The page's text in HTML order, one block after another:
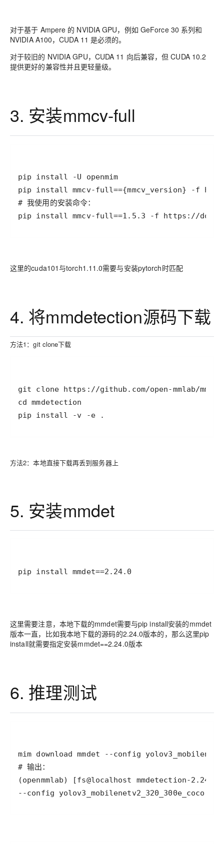
对于基于 Ampere 的 NVIDIA GPU，例如 GeForce 30 系列和
NVIDIA A100，CUDA 11 是必须的。
对于较旧的 NVIDIA GPU，CUDA 11 向后兼容，但 CUDA 10.2
提供更好的兼容性并且更轻量级。
3. 安装mmcv-full
pip install mmcv-full==1.5.3 -f https://
这里的cuda101与torch1.11.0需要与安装pytorch时匹配
4. 将mmdetection源码下载
方法1：git clone下载
pip install -v -e .
方法2：本地直接下载再丢到服务器上
5. 安装mmdet
pip install mmdet==2.24.0
这里需要注意，本地下载的mmdet需要与pip install安装的mmdet
版本一直，比如我本地下载的源码的2.24.0版本的，那么这里pip
install就需要指定安装mmdet==2.24.0版本
6. 推理测试
--config yolov3_mobilenetv2_320_300e_coco